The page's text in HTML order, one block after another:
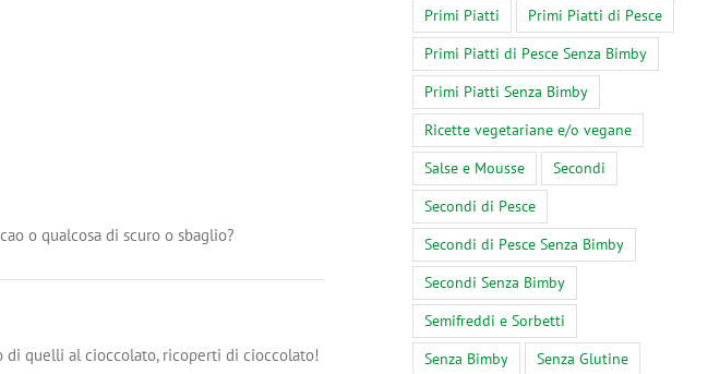
Febbraio 9th, 2024
Commenti
o qualcosa di scuro o sbaglio?
di quelli al cioccolato, ricoperti di cioccolato!
Primi Piatti
Primi Piatti di Pesce
Primi Piatti di Pesce Senza Bimby
Primi Piatti Senza Bimby
Ricette vegetariane e/o vegane
Salse e Mousse
Secondi
Secondi di Pesce
Secondi di Pesce Senza Bimby
Secondi Senza Bimby
Semifreddi e Sorbetti
Senza Bimby
Senza Glutine